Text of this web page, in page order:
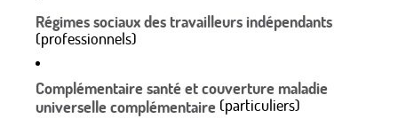
Régimes sociaux des travailleurs indépendants
(professionnels)
Complémentaire santé et couverture maladie
universelle complémentaire (particuliers)